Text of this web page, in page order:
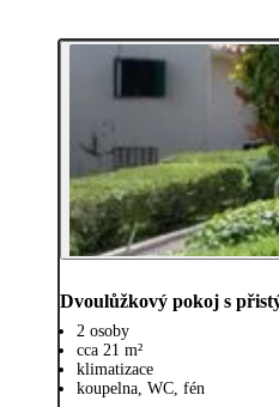
Dvoulůžkový pokoj s
2 osoby
cca 21 m²
klimatizace
koupelna, WC, fén